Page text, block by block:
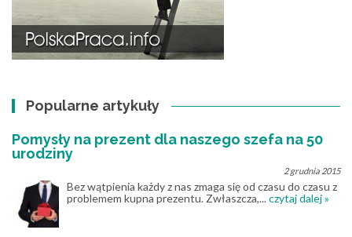
Popularne artykuły
Pomysły na prezent dla naszego szefa na 50
urodziny
2 grudnia 2015
Bez wątpienia każdy z nas zmaga się od czasu do czasu z
problemem kupna prezentu. Zwłaszcza,...czytaj dalej »